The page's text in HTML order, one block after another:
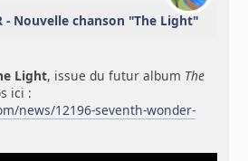
- Nouvelle chanson "The Light"
Light, issue du futur album The
ici :
news/12196-seventh-wonder-